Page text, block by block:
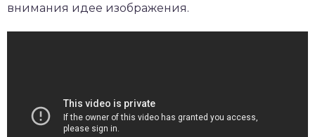
внимания идее изображения.